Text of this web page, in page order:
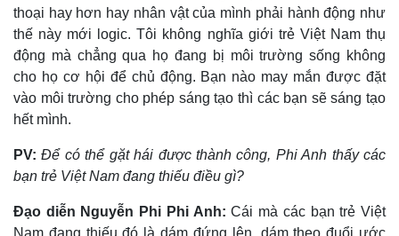
thoại hay hơn hay nhân vật của mình phải hành động như
thế này mới logic. Tôi không nghĩa giới trẻ Việt Nam thụ
động mà chẳng qua họ đang bị môi trường sống không
cho họ cơ hội để chủ động. Bạn nào may mắn được đặt
vào môi trường cho phép sáng tạo thì các bạn sẽ sáng tạo
hết mình.
PV: Để có thể gặt hái được thành công, Phi Anh thấy các
bạn trẻ Việt Nam đang thiếu điều gì?
Đạo diễn Nguyễn Phi Phi Anh:Cái mà các bạn trẻ Việt
Nam đang thiếu đó là dám đứng lên, dám theo đuổi ước